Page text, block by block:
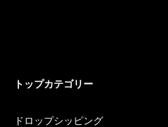
トップカテゴリー
ドロップシッピング